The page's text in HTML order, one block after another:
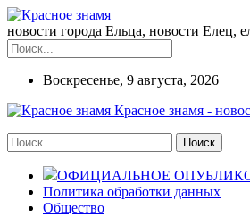
новости города Ельца, новости Елец,
Воскресенье, 9 августа, 2026
Красное знамя -
ОФИЦИАЛЬНОЕ
Политика обработки данных
Общество